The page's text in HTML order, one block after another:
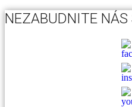
NEZABUDNITE NÁS